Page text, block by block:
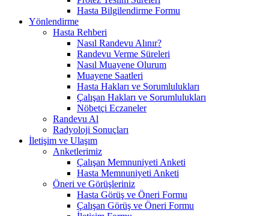
Hasta Bilgilendirme Formu
Yönlendirme
Hasta Rehberi
Nasıl Randevu Alınır?
Randevu Verme Süreleri
Nasıl Muayene Olurum
Muayene Saatleri
Hasta Hakları ve Sorumlulukları
Çalışan Hakları ve Sorumlulukları
Nöbetçi Eczaneler
Randevu Al
Radyoloji Sonuçları
İletişim ve Ulaşım
Anketlerimiz
Çalışan Memnuniyeti Anketi
Hasta Memnuniyeti Anketi
Öneri ve Görüşleriniz
Hasta Görüş ve Öneri Formu
Çalışan Görüş ve Öneri Formu